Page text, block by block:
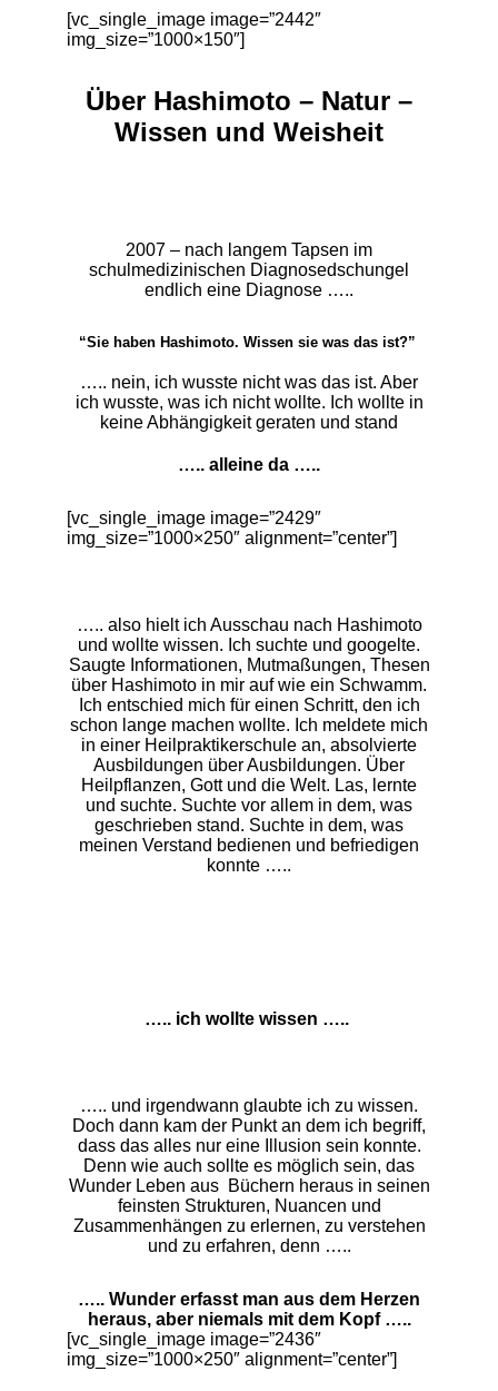
[vc_single_image image=”2442″
img_size=”1000×150″]
Über Hashimoto – Natur –
Wissen und Weisheit
2007 – nach langem Tapsen im
schulmedizinischen Diagnosedschungel
endlich eine Diagnose …..
“Sie haben Hashimoto. Wissen sie was das ist?”
….. nein, ich wusste nicht was das ist. Aber
ich wusste, was ich nicht wollte. Ich wollte in
keine Abhängigkeit geraten und stand
….. alleine da …..
[vc_single_image image=”2429″
img_size=”1000×250″ alignment=”center”]
….. also hielt ich Ausschau nach Hashimoto
und wollte wissen. Ich suchte und googelte.
Saugte Informationen, Mutmaßungen, Thesen
über Hashimoto in mir auf wie ein Schwamm.
Ich entschied mich für einen Schritt, den ich
schon lange machen wollte. Ich meldete mich
in einer Heilpraktikerschule an, absolvierte
Ausbildungen über Ausbildungen. Über
Heilpflanzen, Gott und die Welt. Las, lernte
und suchte. Suchte vor allem in dem, was
geschrieben stand. Suchte in dem, was
meinen Verstand bedienen und befriedigen
konnte …..
….. ich wollte wissen …..
….. und irgendwann glaubte ich zu wissen.
Doch dann kam der Punkt an dem ich begriff,
dass das alles nur eine Illusion sein konnte.
Denn wie auch sollte es möglich sein, das
Wunder Leben aus Büchern heraus in seinen
feinsten Strukturen, Nuancen und
Zusammenhängen zu erlernen, zu verstehen
und zu erfahren, denn …..
….. Wunder erfasst man aus dem Herzen
heraus, aber niemals mit dem Kopf …..
[vc_single_image image=”2436″
img_size=”1000×250″ alignment=”center”]